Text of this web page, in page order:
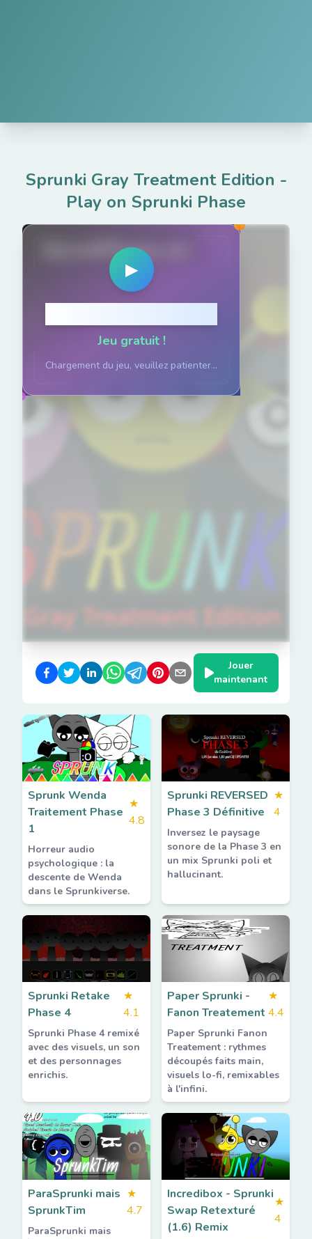
Sprunki Gray Treatment Edition -
Play on Sprunki Phase
SprunkiPhases.net
▶
Jeu gratuit !
Chargement du jeu, veuillez patienter...
Jouer
maintenant
Sprunk Wenda
Traitement Phase
1
★
4.8
Horreur audio
psychologique : la
descente de Wenda
dans le Sprunkiverse.
Sprunki REVERSED
Phase 3 Définitive
★
4
Inversez le paysage
sonore de la Phase 3 en
un mix Sprunki poli et
hallucinant.
Sprunki Retake
Phase 4
★
4.1
Sprunki Phase 4 remixé
avec des visuels, un son
et des personnages
enrichis.
Paper Sprunki -
Fanon Treatement
★
4.4
Paper Sprunki Fanon
Treatement : rythmes
découpés faits main,
visuels lo-fi, remixables
à l'infini.
ParaSprunki mais
SprunkTim
★
4.7
ParaSprunki mais
Incredibox - Sprunki
Swap Retexturé
(1.6) Remix
★
4